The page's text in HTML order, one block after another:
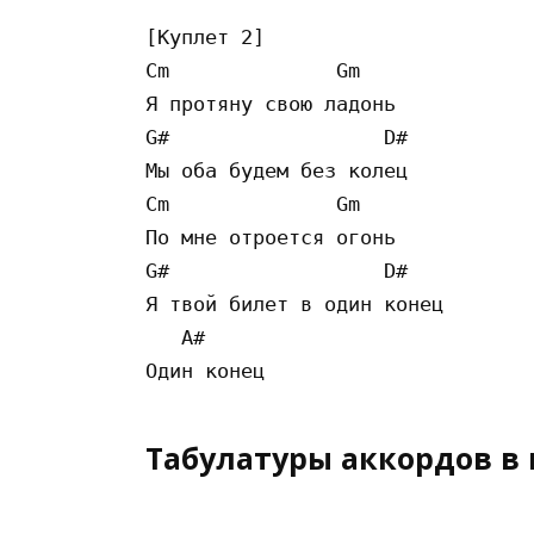
[Куплет 2]
Cm              Gm
Я протяну свою ладонь
G#                  D#
Мы оба будем без колец
Cm              Gm
По мне отроется огонь
G#                  D#
Я твой билет в один конец
   A#
Табулатуры аккордов в